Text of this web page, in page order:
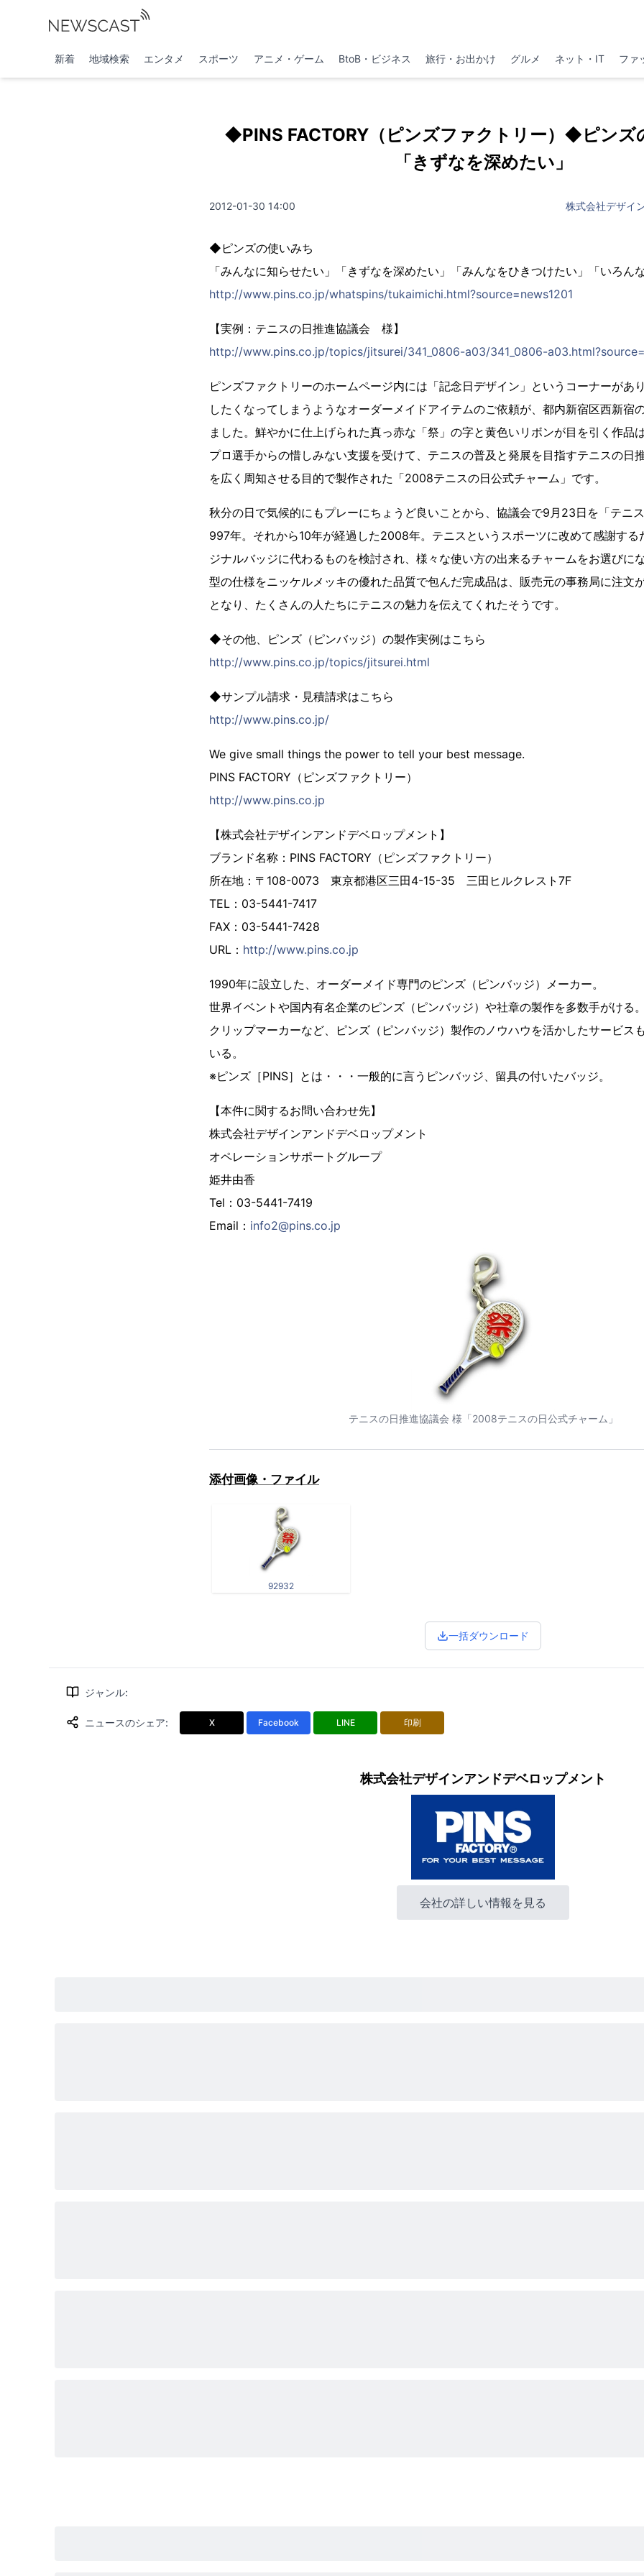
新着 地域検索 エンタメ スポーツ アニメ・ゲーム BtoB・ビジネス 旅行・お出かけ グルメ ネット・IT ファ
◆PINS FACTORY（ピンズファクトリー）◆ピン
「きずなを深めたい」
2012-01-30 14:00 株式会社デザイ
◆ピンズの使いみち
「みんなに知らせたい」「きずなを深めたい」「みんなをひきつけたい」「いろん
http://www.pins.co.jp/whatspins/tukaimichi.html?source=news1201
【実例：テニスの日推進協議会 様】
http://www.pins.co.jp/topics/jitsurei/341_0806-a03/341_0806-
ピンズファクトリーのホームページ内には「記念日デザイン」というコーナーがあ
したくなってしまうようなオーダーメイドアイテムのご依頼が、都内新宿区西新宿
ました。鮮やかに仕上げられた真っ赤な「祭」の字と黄色いリボンが目を引く作品
プロ選手からの惜しみない支援を受けて、テニスの普及と発展を目指すテニスの日
を広く周知させる目的で製作された「2008テニスの日公式チャーム」です。
秋分の日で気候的にもプレーにちょうど良いことから、協議会で9月23日を「テニ
997年。それから10年が経過した2008年。テニスというスポーツに改めて感謝する
ジナルバッジに代わるものを検討され、様々な使い方の出来るチャームをお選びに
型の仕様をニッケルメッキの優れた品質で包んだ完成品は、販売元の事務局に注文
となり、たくさんの人たちにテニスの魅力を伝えてくれたそうです。
◆その他、ピンズ（ピンバッジ）の製作実例はこちら
http://www.pins.co.jp/topics/jitsurei.html
◆サンプル請求・見積請求はこちら
http://www.pins.co.jp/
We give small things the power to tell your best message.
PINS FACTORY（ピンズファクトリー）
http://www.pins.co.jp
【株式会社デザインアンドデベロップメント】
ブランド名称：PINS FACTORY（ピンズファクトリー）
所在地：〒108-0073 東京都港区三田4-15-35 三田ヒルクレスト7F
TEL：03-5441-7417
FAX：03-5441-7428
URL： http://www.pins.co.jp
1990年に設立した、オーダーメイド専門のピンズ（ピンバッジ）メーカー。
世界イベントや国内有名企業のピンズ（ピンバッジ）や社章の製作を多数手がける。
クリップマーカーなど、ピンズ（ピンバッジ）製作のノウハウを活かしたサービス
いる。
※ピンズ［PINS］とは・・・一般的に言うピンバッジ、留具の付いたバッジ。
【本件に関するお問い合わせ先】
株式会社デザインアンドデベロップメント
オペレーションサポートグループ
姫井由香
Tel：03-5441-7419
Email： info2@pins.co.jp
テニスの日推進協議会 様「2008テニスの日公式チャーム」
添付画像・ファイル
92932
一括ダウンロード
ジャンル:
ニュースのシェア: X Facebook LINE 印刷
株式会社デザインアンドデベロップメント
会社の詳しい情報を見る